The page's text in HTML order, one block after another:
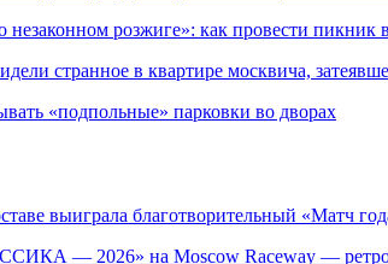
незаконном розжиге»: как провести пикник
странное в квартире москвича,
«подпольные» парковки во дворах
выиграла благотворительный «Матч
— 2026» на Moscow Raceway —